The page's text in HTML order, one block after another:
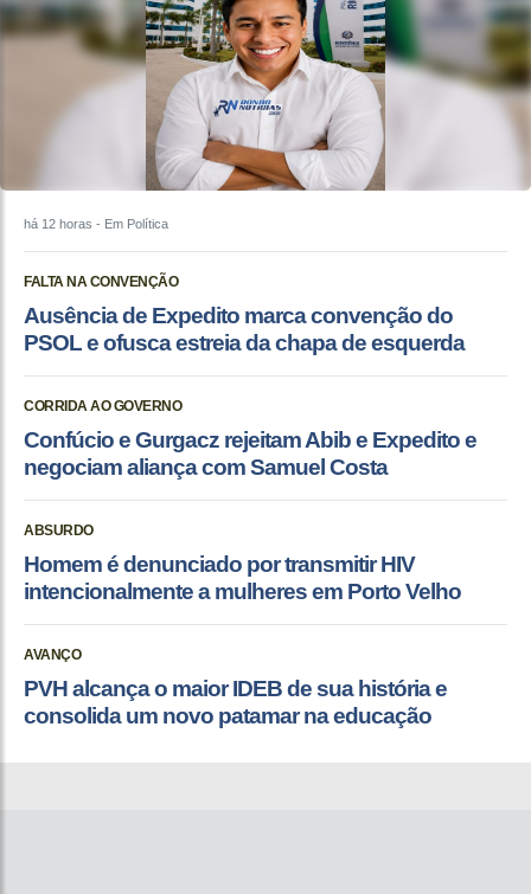
há 12 horas - Em Política
FALTA NA CONVENÇÃO
Ausência de Expedito marca convenção do
PSOL e ofusca estreia da chapa de esquerda
CORRIDA AO GOVERNO
Confúcio e Gurgacz rejeitam Abib e Expedito e
negociam aliança com Samuel Costa
ABSURDO
Homem é denunciado por transmitir HIV
intencionalmente a mulheres em Porto Velho
AVANÇO
PVH alcança o maior IDEB de sua história e
consolida um novo patamar na educação